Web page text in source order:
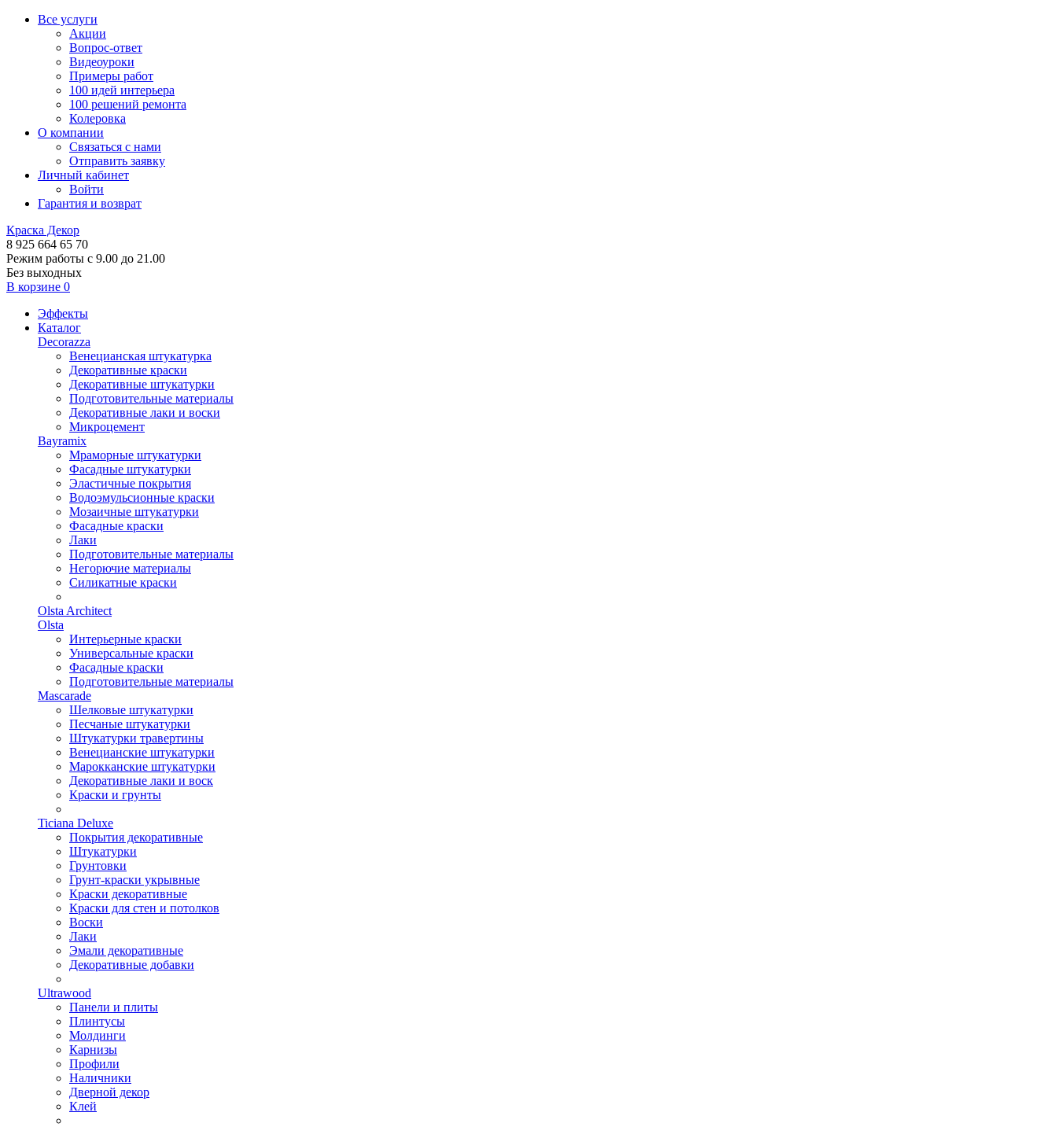
Все услуги
Акции
Вопрос-ответ
Видеоуроки
Примеры работ
100 идей интерьера
100 решений ремонта
Колеровка
О компании
Связаться с нами
Отправить заявку
Личный кабинет
Войти
Гарантия и возврат
Краска Декор
8 925 664 65 70
Режим работы с 9.00 до 21.00
Без выходных
В корзине 0
Эффекты
Каталог
Decorazza
Венецианская штукатурка
Декоративные краски
Декоративные штукатурки
Подготовительные материалы
Декоративные лаки и воски
Микроцемент
Bayramix
Мраморные штукатурки
Фасадные штукатурки
Эластичные покрытия
Водоэмульсионные краски
Мозаичные штукатурки
Фасадные краски
Лаки
Подготовительные материалы
Негорючие материалы
Силикатные краски
Olsta Architect
Olsta
Интерьерные краски
Универсальные краски
Фасадные краски
Подготовительные материалы
Mascarade
Шелковые штукатурки
Песчаные штукатурки
Штукатурки травертины
Венецианские штукатурки
Марокканские штукатурки
Декоративные лаки и воск
Краски и грунты
Ticiana Deluxe
Покрытия декоративные
Штукатурки
Грунтовки
Грунт-краски укрывные
Краски декоративные
Краски для стен и потолков
Воски
Лаки
Эмали декоративные
Декоративные добавки
Ultrawood
Панели и плиты
Плинтусы
Молдинги
Карнизы
Профили
Наличники
Дверной декор
Клей